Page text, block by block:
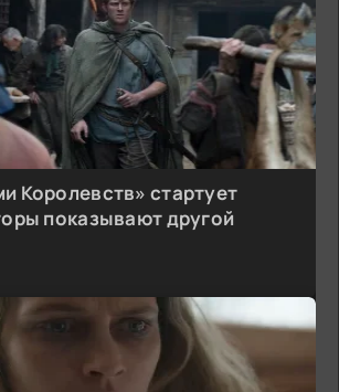
Королевств» стартует
показывают другой